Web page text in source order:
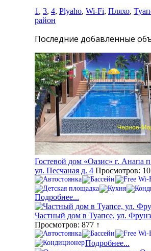
1 , 3, 4, Plyaho, Wi-Fi, Пляхо,
район
Последние добавленные
Гостевой дом «Оазис» г. Анапа
ул. Песчаная д. 4 Просмотров:
Подробнее...
Частный дом в Туапсе, ул.
Просмотров: 877 ↑
Подробнее...